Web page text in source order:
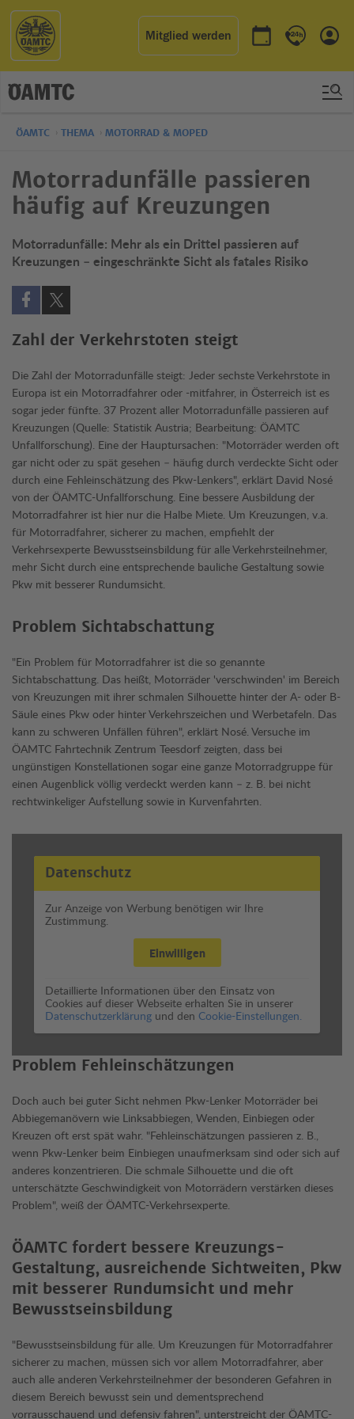
Mitglied werden
Termin buchen
Kontakt &
ÖAMTC THEMA MOTORRAD & MOPED
Motorradunfälle passieren
häufig auf Kreuzungen
Motorradunfälle: Mehr als ein Drittel passieren auf
Kreuzungen – eingeschränkte Sicht als fatales Risiko
Auf Facebook teilen (öffnet in neuem Fenster)
Auf X teilen (öffnet in neuem Fenster)
Zahl der Verkehrstoten steigt
Die Zahl der Motorradunfälle steigt: Jeder sechste Verkehrstote in
Europa ist ein Motorradfahrer oder -mitfahrer, in Österreich ist es
sogar jeder fünfte. 37 Prozent aller Motorradunfälle passieren auf
Kreuzungen (Quelle: Statistik Austria; Bearbeitung: ÖAMTC
Unfallforschung). Eine der Hauptursachen: "Motorräder werden oft
gar nicht oder zu spät gesehen – häufig durch verdeckte Sicht oder
durch eine Fehleinschätzung des Pkw-Lenkers", erklärt David Nosé
von der ÖAMTC-Unfallforschung. Eine bessere Ausbildung der
Motorradfahrer ist hier nur die Halbe Miete. Um Kreuzungen, v.a.
für Motorradfahrer, sicherer zu machen, empfiehlt der
Verkehrsexperte Bewusstseinsbildung für alle Verkehrsteilnehmer,
mehr Sicht durch eine entsprechende bauliche Gestaltung sowie
Pkw mit besserer Rundumsicht.
Problem Sichtabschattung
"Ein Problem für Motorradfahrer ist die so genannte
Sichtabschattung. Das heißt, Motorräder 'verschwinden' im Bereich
von Kreuzungen mit ihrer schmalen Silhouette hinter der A- oder B-
Säule eines Pkw oder hinter Verkehrszeichen und Werbetafeln. Das
kann zu schweren Unfällen führen", erklärt Nosé. Versuche im
ÖAMTC Fahrtechnik Zentrum Teesdorf zeigten, dass bei
ungünstigen Konstellationen sogar eine ganze Motorradgruppe für
einen Augenblick völlig verdeckt werden kann – z. B. bei nicht
rechtwinkeliger Aufstellung sowie in Kurvenfahrten.
Datenschutz
Zur Anzeige von Werbung benötigen wir Ihre
Zustimmung.
Einwilligen
Detaillierte Informationen über den Einsatz von
Cookies auf dieser Webseite erhalten Sie in unserer
Datenschutzerklärung und den Cookie-Einstellungen.
Problem Fehleinschätzungen
Doch auch bei guter Sicht nehmen Pkw-Lenker Motorräder bei
Abbiegemanövern wie Linksabbiegen, Wenden, Einbiegen oder
Kreuzen oft erst spät wahr. "Fehleinschätzungen passieren z. B.,
wenn Pkw-Lenker beim Einbiegen unaufmerksam sind oder sich auf
anderes konzentrieren. Die schmale Silhouette und die oft
unterschätzte Geschwindigkeit von Motorrädern verstärken dieses
Problem", weiß der ÖAMTC-Verkehrsexperte.
ÖAMTC fordert bessere Kreuzungs-
Gestaltung, ausreichende Sichtweiten, Pkw
mit besserer Rundumsicht und mehr
Bewusstseinsbildung
"Bewusstseinsbildung für alle. Um Kreuzungen für Motorradfahrer
sicherer zu machen, müssen sich vor allem Motorradfahrer, aber
auch alle anderen Verkehrsteilnehmer der besonderen Gefahren in
diesem Bereich bewusst sein und dementsprechend
vorrausschauend und defensiv fahren", unterstreicht der ÖAMTC-